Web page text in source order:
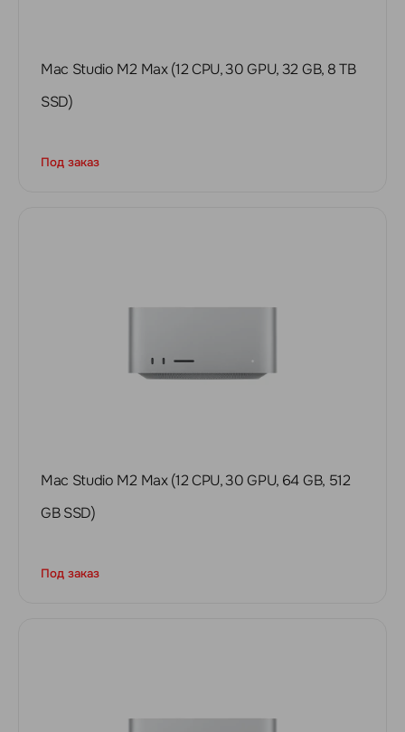
Mac Studio M2 Max (12 CPU, 30 GPU, 32 GB, 8 TB
SSD)
Под заказ
Mac Studio M2 Max (12 CPU, 30 GPU, 64 GB, 512
GB SSD)
Под заказ